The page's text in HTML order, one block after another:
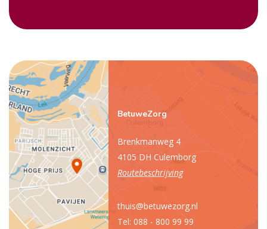
BetuweZorg
Brenkmanweg 4
4105 DH Culemborg
Routebeschrijving
thuis@betuwezorg.nl
Tel: 088 - 800 99 99